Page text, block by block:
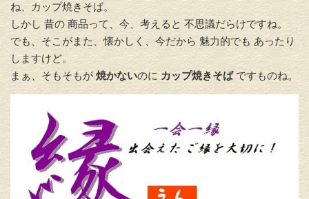
ね、カップ焼きそば。
しかし 昔の 商品って、今、考えると 不思議だらけですね。
でも、そこがまた、懐かしく、今だから 魅力的でも あったり
しますけど。
まぁ、そもそもが 焼かないのにカップ焼きそば ですものね。